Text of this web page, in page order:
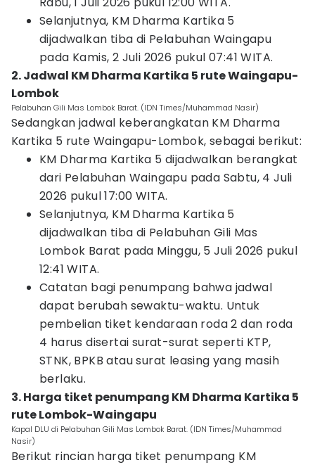
Selanjutnya, KM Dharma Kartika 5
dijadwalkan tiba di Pelabuhan Waingapu
pada Kamis, 2 Juli 2026 pukul 07:41 WITA.
2. Jadwal KM Dharma Kartika 5 rute Waingapu-
Lombok
Pelabuhan Gili Mas Lombok Barat. (IDN Times/Muhammad Nasir)
Sedangkan jadwal keberangkatan KM Dharma
Kartika 5 rute Waingapu-Lombok, sebagai berikut:
KM Dharma Kartika 5 dijadwalkan berangkat
dari Pelabuhan Waingapu pada Sabtu, 4 Juli
2026 pukul 17:00 WITA.
Selanjutnya, KM Dharma Kartika 5
dijadwalkan tiba di Pelabuhan Gili Mas
Lombok Barat pada Minggu, 5 Juli 2026 pukul
12:41 WITA.
Catatan bagi penumpang bahwa jadwal
dapat berubah sewaktu-waktu. Untuk
pembelian tiket kendaraan roda 2 dan roda
4 harus disertai surat-surat seperti KTP,
STNK, BPKB atau surat leasing yang masih
berlaku.
3. Harga tiket penumpang KM Dharma Kartika 5
rute Lombok-Waingapu
Kapal DLU di Pelabuhan Gili Mas Lombok Barat. (IDN Times/Muhammad
Nasir)
Berikut rincian harga tiket penumpang KM